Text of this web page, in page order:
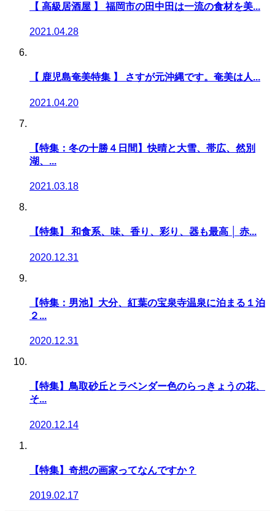
【 高級居酒屋 】 福岡市の田中田は一流の食材を美...
2021.04.28
【 鹿児島奄美特集 】 さすが元沖縄です。奄美は人...
2021.04.20
【特集：冬の十勝４日間】快晴と大雪、帯広、然別
湖、...
2021.03.18
【特集】 和食系、味、香り、彩り、器も最高 │ 赤...
2020.12.31
【特集：男池】大分、紅葉の宝泉寺温泉に泊まる１泊
２...
2020.12.31
【特集】鳥取砂丘とラベンダー色のらっきょうの花、
そ...
2020.12.14
【特集】奇想の画家ってなんですか？
2019.02.17